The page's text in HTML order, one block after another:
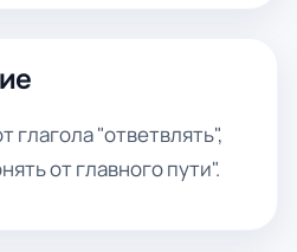
глагола "ответвлять",
от главного пути".